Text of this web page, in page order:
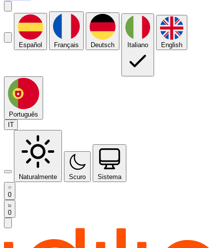
Español Français Deutsch Italiano English
Português
IT
Naturalmente Scuro Sistema
0
0